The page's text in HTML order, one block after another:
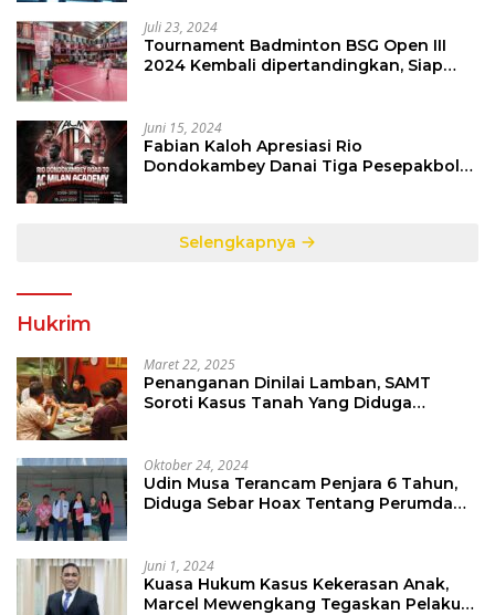
Juli 23, 2024
Tournament Badminton BSG Open III
2024 Kembali dipertandingkan, Siap
Juni 15, 2024
Fabian Kaloh Apresiasi Rio
Dondokambey Danai Tiga Pesepakbola
Selengkapnya
Hukrim
Maret 22, 2025
Penanganan Dinilai Lamban, SAMT
Soroti Kasus Tanah Yang Diduga
Oktober 24, 2024
Udin Musa Terancam Penjara 6 Tahun,
Diduga Sebar Hoax Tentang Perumda
Juni 1, 2024
Kuasa Hukum Kasus Kekerasan Anak,
Marcel Mewengkang Tegaskan Pelaku